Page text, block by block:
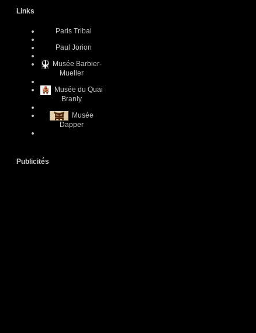
Links
Paris Tribal
Paul Jorion
Musée Barbier-
Mueller
Musée du Quai
Branly
Musée
Dapper
Publicités